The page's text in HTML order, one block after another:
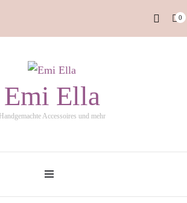
0
Emi Ella
Handgemachte Accessoires und mehr